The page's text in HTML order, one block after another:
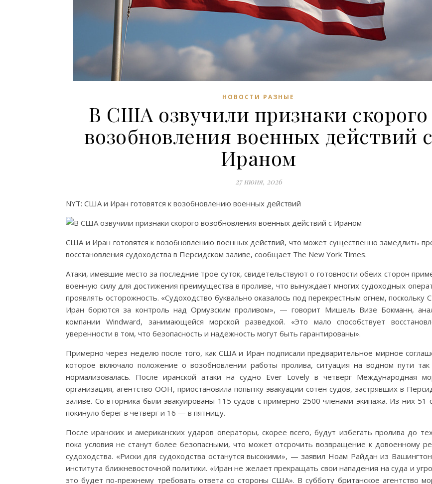
НОВОСТИ РАЗНЫЕ
В США озвучили признаки скорого
возобновления военных действий с
Ираном
27 июня, 2026
NYT: США и Иран готовятся к возобновлению военных действий
США и Иран готовятся к возобновлению военных действий, что может существенно замедлить
восстановления судоходства в Персидском заливе, сообщает The New York Times.
Атаки, имевшие место за последние трое суток, свидетельствуют о готовности обеих сторон
военную силу для достижения преимущества в проливе, что вынуждает многих судоходных
проявлять осторожность. «Судоходство буквально оказалось под перекрестным огнем, поскольку
Иран борются за контроль над Ормузским проливом», — говорит Мишель Визе Бокманн,
компании Windward, занимающейся морской разведкой. «Это мало способствует
уверенности в том, что безопасность и надежность могут быть гарантированы».
Примерно через неделю после того, как США и Иран подписали предварительное мирное
которое включало положение о возобновлении работы пролива, ситуация на водном пути
нормализовалась. После иранской атаки на судно Ever Lovely в четверг Международная
организация, агентство ООН, приостановила попытку эвакуации сотен судов, застрявших в
заливе. Со вторника были эвакуированы 115 судов с примерно 2500 членами экипажа. Из них 51
покинуло берег в четверг и 16 — в пятницу.
После иранских и американских ударов операторы, скорее всего, будут избегать пролива до
пока условия не станут более безопасными, что может отсрочить возвращение к довоенному
судоходства. «Риски для судоходства останутся высокими», — заявил Ноам Райдан из
института ближневосточной политики. «Иран не желает прекращать свои нападения на суда и
это будет по-прежнему требовать ответа со стороны США». В субботу британское агентство